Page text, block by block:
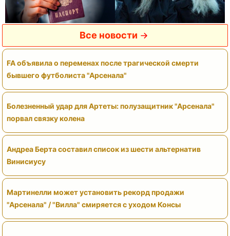
Все новости
FA объявила о переменах после трагической смерти
бывшего футболиста "Арсенала"
Болезненный удар для Артеты: полузащитник "Арсенала"
порвал связку колена
Андреа Берта составил список из шести альтернатив
Винисиусу
Мартинелли может установить рекорд продажи
"Арсенала" / "Вилла" смиряется с уходом Консы